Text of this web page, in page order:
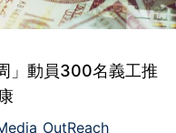
」動員300名義工推
OutReach